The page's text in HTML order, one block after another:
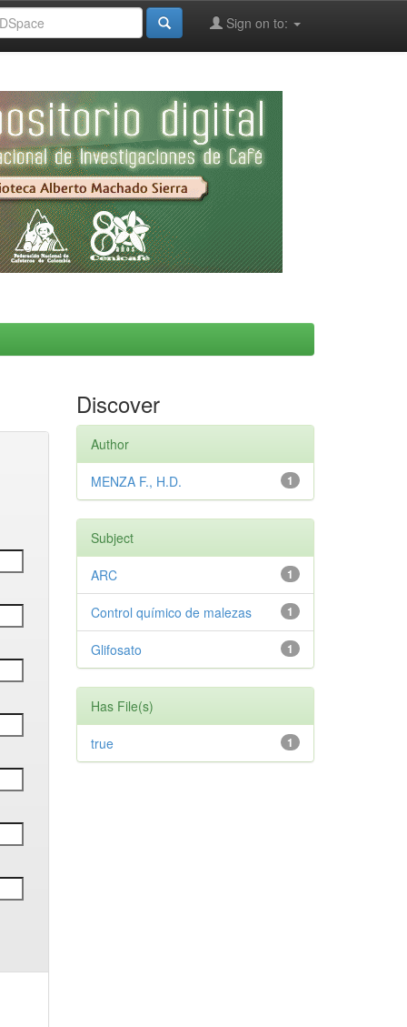
Sign on to:
Discover
Author
1
MENZA F., H.D.
Subject
1
ARC
1
Control químico de malezas
1
Glifosato
Has File(s)
1
true